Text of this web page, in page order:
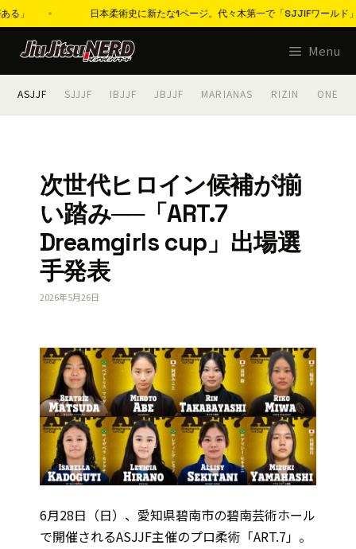
日本柔術史に新たな1ページ。代々木第一で「SJJIFワールド」歴史的開催
テ
Menu
ASJJF SJJJF IBJJF JBJJF MARIANAS RIZIN ONE
次世代ヒロイン候補が揃
い踏み──「ART.7
Dreamgirls cup」出場選
手発表
2026年5月26日
6月28日（日）、愛知県碧南市の碧南芸術ホール
で開催されるASJJF主催のプロ柔術「ART.7」。